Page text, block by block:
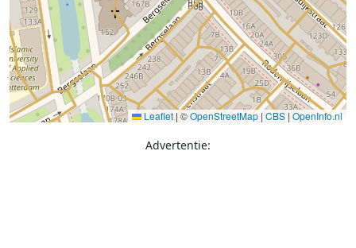
Leaflet|©OpenStreetMap | CBS | OpenInfo.nl
Advertentie: